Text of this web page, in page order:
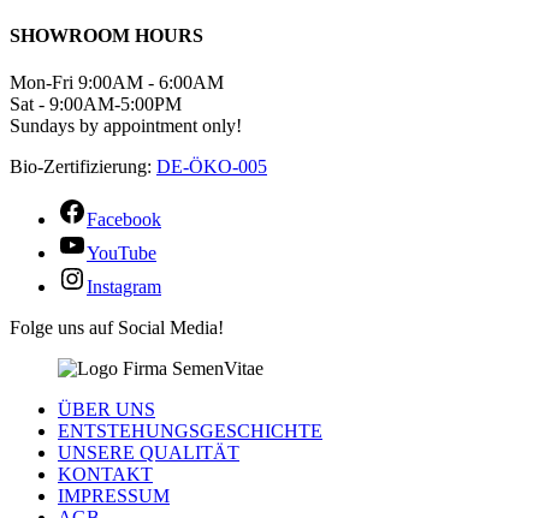
SHOWROOM HOURS
Mon-Fri 9:00AM - 6:00AM
Sat - 9:00AM-5:00PM
Sundays by appointment only!
Bio-Zertifizierung: DE-ÖKO-005
Facebook
YouTube
Instagram
Folge uns auf Social Media!
ÜBER UNS
ENTSTEHUNGSGESCHICHTE
UNSERE QUALITÄT
KONTAKT
IMPRESSUM